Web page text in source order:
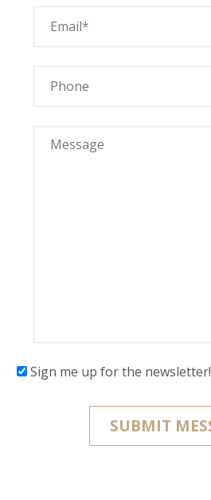
Sign me up for the newsletter!